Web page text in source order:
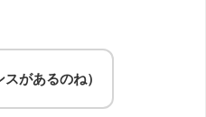
スがあるのね）